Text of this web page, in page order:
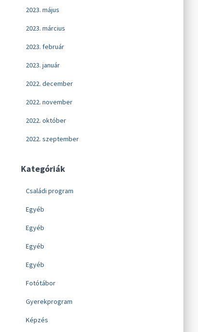
2023. május
2023. március
2023. február
2023. január
2022. december
2022. november
2022. október
2022. szeptember
Kategóriák
Családi program
Egyéb
Egyéb
Egyéb
Egyéb
Fotótábor
Gyerekprogram
Képzés